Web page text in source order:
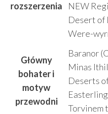
rozszerzenia
NEW
Desert of
Were-
Główny
bohater i
motyw
przewodni
Baranor
Minas
Deserts
Torvinem